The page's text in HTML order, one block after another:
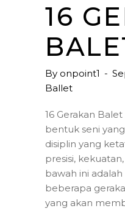
16
By onpoint1
Ballet
16 Gerakan
bentuk seni
disiplin yang
presisi,
bawah ini
beberapa
yang akan